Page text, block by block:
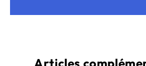
Articles